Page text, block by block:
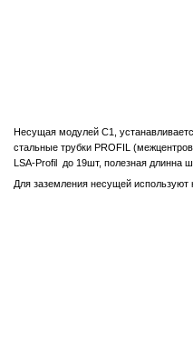
Несущая модулей C1,
стальные трубки PROFIL
LSA-Profil до 19шт, полезная длинна
Для заземления несущей используют